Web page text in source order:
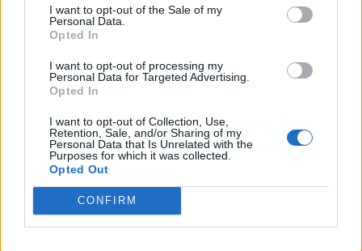
I want to opt-out of the Sale of my
Personal Data.
Opted In
I want to opt-out of processing my
Personal Data for Targeted Advertising.
Opted In
I want to opt-out of Collection, Use,
Retention, Sale, and/or Sharing of my
Personal Data that Is Unrelated with the
Purposes for which it was collected.
Opted Out
CONFIRM
Los más vistos